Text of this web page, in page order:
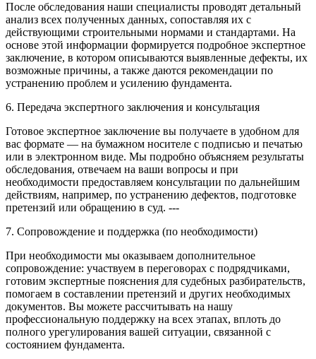
После обследования наши специалисты проводят детальный
анализ всех полученных данных, сопоставляя их с
действующими строительными нормами и стандартами. На
основе этой информации формируется подробное экспертное
заключение, в котором описываются выявленные дефекты, их
возможные причины, а также даются рекомендации по
устранению проблем и усилению фундамента.
6. Передача экспертного заключения и консультация
Готовое экспертное заключение вы получаете в удобном для
вас формате — на бумажном носителе с подписью и печатью
или в электронном виде. Мы подробно объясняем результаты
обследования, отвечаем на ваши вопросы и при
необходимости предоставляем консультации по дальнейшим
действиям, например, по устранению дефектов, подготовке
претензий или обращению в суд. ---
7. Сопровождение и поддержка (по необходимости)
При необходимости мы оказываем дополнительное
сопровождение: участвуем в переговорах с подрядчиками,
готовим экспертные пояснения для судебных разбирательств,
помогаем в составлении претензий и других необходимых
документов. Вы можете рассчитывать на нашу
профессиональную поддержку на всех этапах, вплоть до
полного урегулирования вашей ситуации, связанной с
состоянием фундамента.